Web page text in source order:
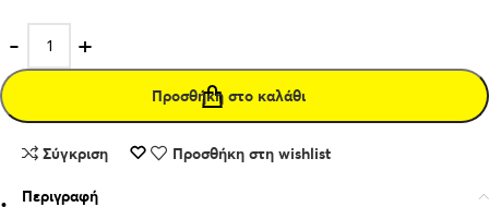
Προσθήκη στο καλάθι
Σύγκριση Προσθήκη στη wishlist
Περιγραφή